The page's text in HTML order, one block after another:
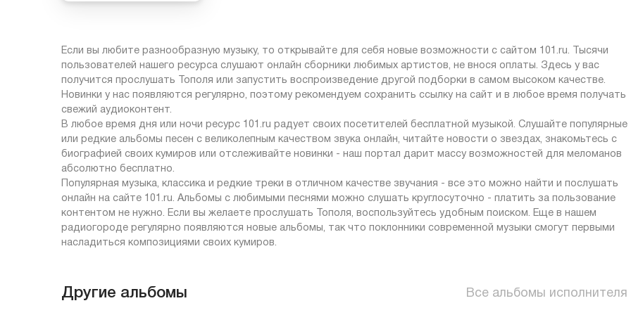
Если вы любите разнообразную музыку, то открывайте для себя новые возможности с сайтом 101.ru. Тысячи
пользователей нашего ресурса слушают онлайн сборники любимых артистов, не внося оплаты. Здесь у вас
получится прослушать Тополя или запустить воспроизведение другой подборки в самом высоком качестве.
Новинки у нас появляются регулярно, поэтому рекомендуем сохранить ссылку на сайт и в любое время получать
свежий аудиоконтент.
В любое время дня или ночи ресурс 101.ru радует своих посетителей бесплатной музыкой. Слушайте популярные
или редкие альбомы песен с великолепным качеством звука онлайн, читайте новости о звездах, знакомьтесь с
биографией своих кумиров или отслеживайте новинки - наш портал дарит массу возможностей для меломанов
абсолютно бесплатно.
Популярная музыка, классика и редкие треки в отличном качестве звучания - все это можно найти и послушать
онлайн на сайте 101.ru. Альбомы с любимыми песнями можно слушать круглосуточно - платить за пользование
контентом не нужно. Если вы желаете прослушать Тополя, воспользуйтесь удобным поиском. Еще в нашем
радиогороде регулярно появляются новые альбомы, так что поклонники современной музыки смогут первыми
насладиться композициями своих кумиров.
Другие альбомы Все альбомы исполнителя